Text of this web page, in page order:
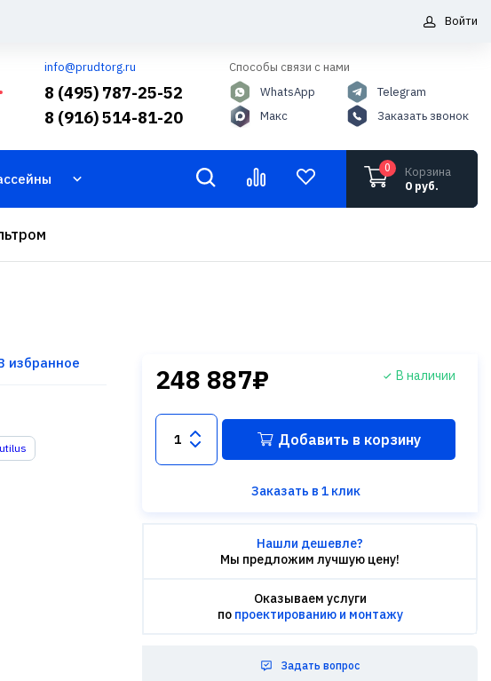
Войти
info@prudtorg.ru
8 (495) 787-25-52
8 (916) 514-81-20
Способы связи с нами
WhatsApp
Макс
Telegram
Заказать звонок
0
Корзина
0 руб.
избранное
248 887₽ В наличии
Добавить в корзину
Заказать в 1 клик
Нашли дешевле?
Мы предложим лучшую цену!
Оказываем услуги
по проектированию и монтажу
Задать вопрос